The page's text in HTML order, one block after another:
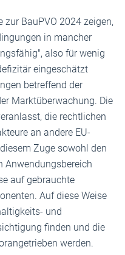
zur BauPVO 2024 zeigen,
in mancher
also für wenig
eingeschätzt
betreffend der
Marktüberwachung. Die
die rechtlichen
an andere EU-
Zuge sowohl den
Anwendungsbereich
auf gebrauchte
Auf diese Weise
und
finden und die
werden.